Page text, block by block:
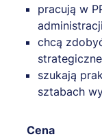
pracują w
chcą
szukają
sztabach
Cena